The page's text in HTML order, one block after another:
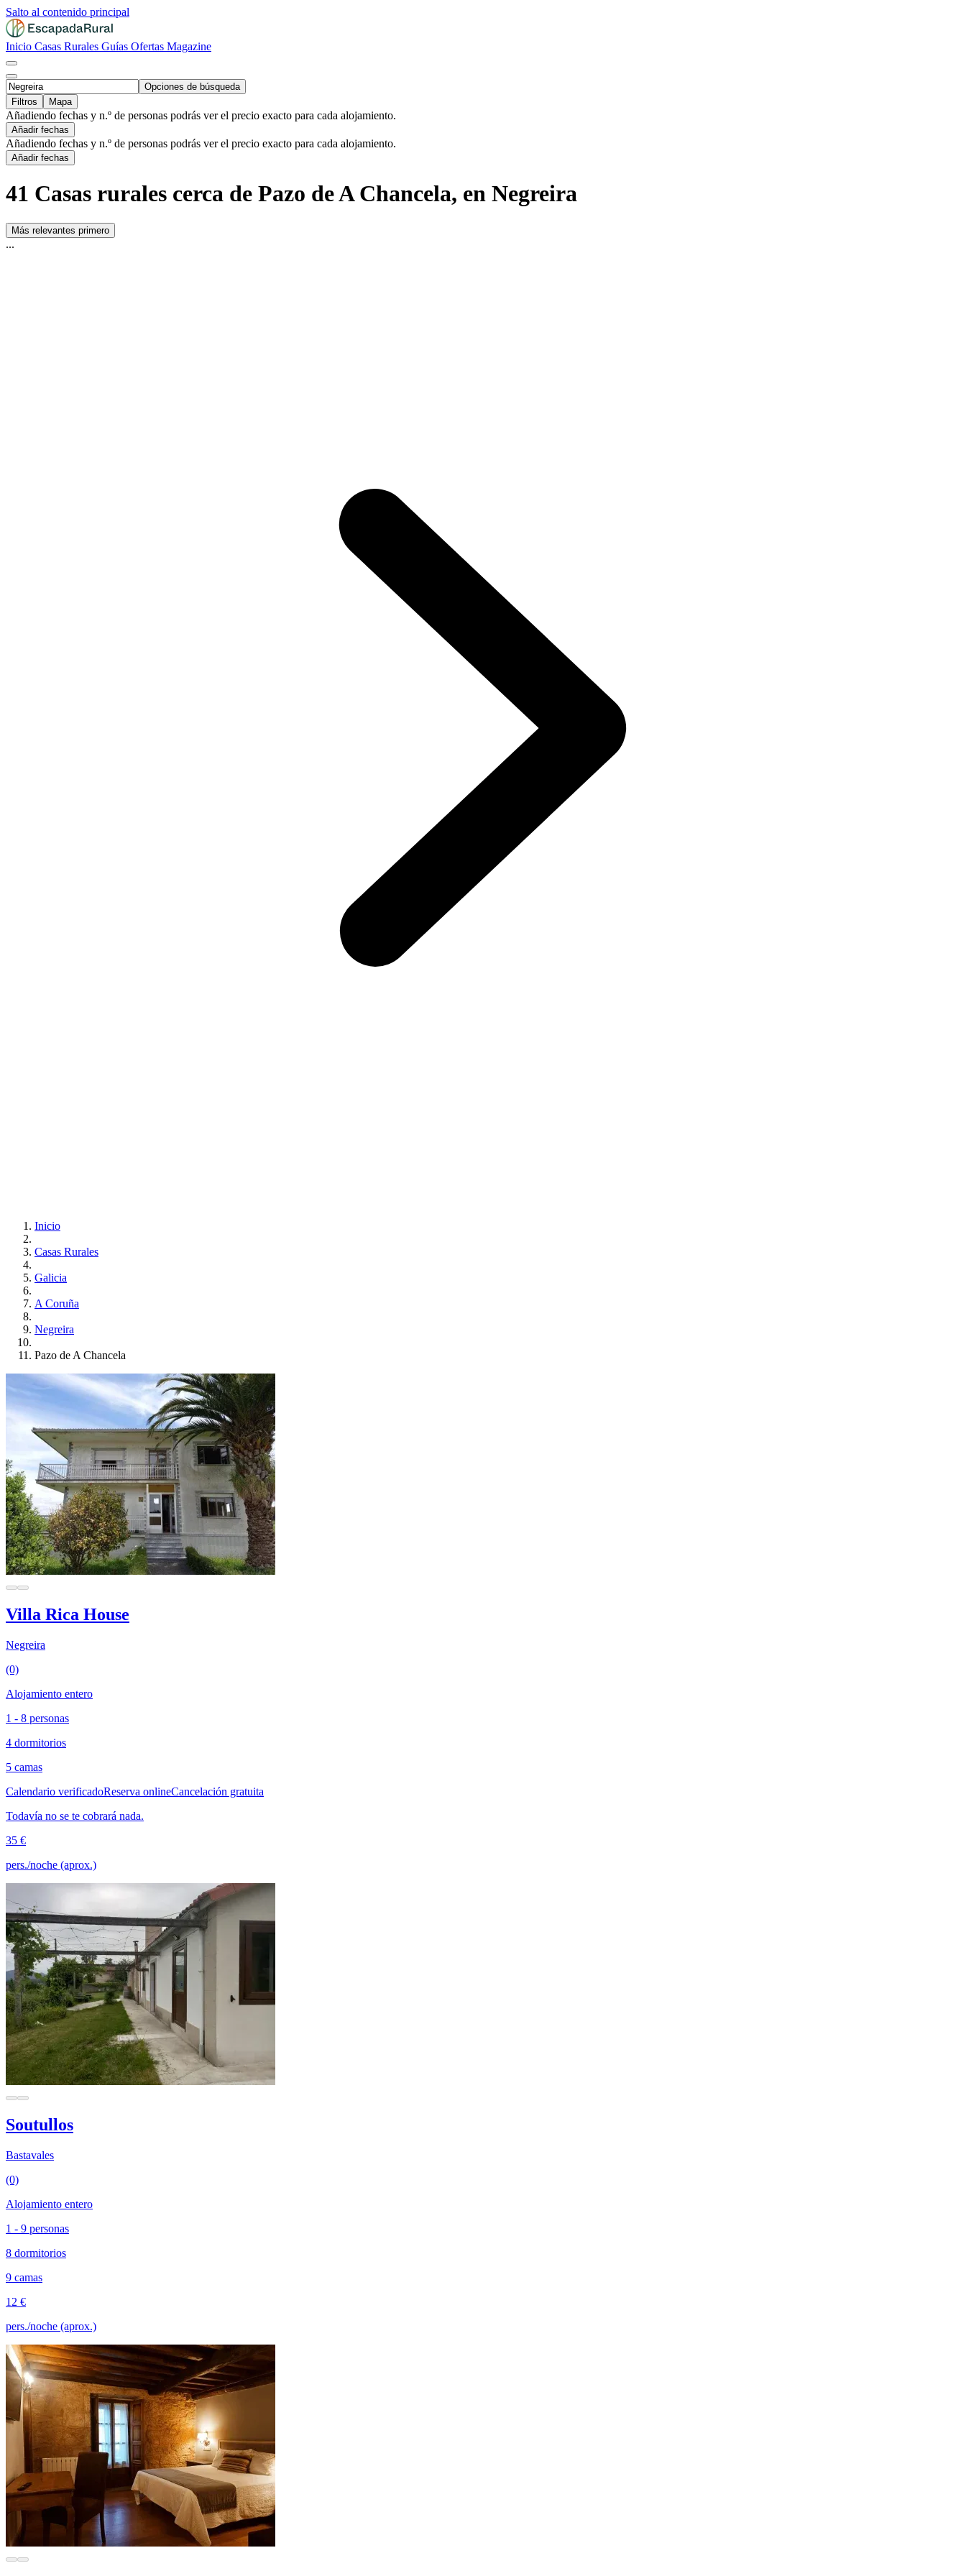
Salto al contenido principal
Inicio Casas Rurales Guías Ofertas Magazine
Opciones de búsqueda
Filtros
Mapa
Añadiendo fechas y n.º de personas podrás ver el precio exacto para cada alojamiento.
Añadir fechas
Añadiendo fechas y n.º de personas podrás ver el precio exacto para cada alojamiento.
Añadir fechas
41 Casas rurales cerca de Pazo de A Chancela, en Negreira
Más relevantes primero
...
Inicio
Casas Rurales
Galicia
A Coruña
Negreira
Pazo de A Chancela
Villa Rica House
Negreira
(0)
Alojamiento entero
1 - 8 personas
4 dormitorios
5 camas
Calendario verificadoReserva onlineCancelación gratuita
Todavía no se te cobrará nada.
35 €
pers./noche (aprox.)
Soutullos
Bastavales
(0)
Alojamiento entero
1 - 9 personas
8 dormitorios
9 camas
12 €
pers./noche (aprox.)